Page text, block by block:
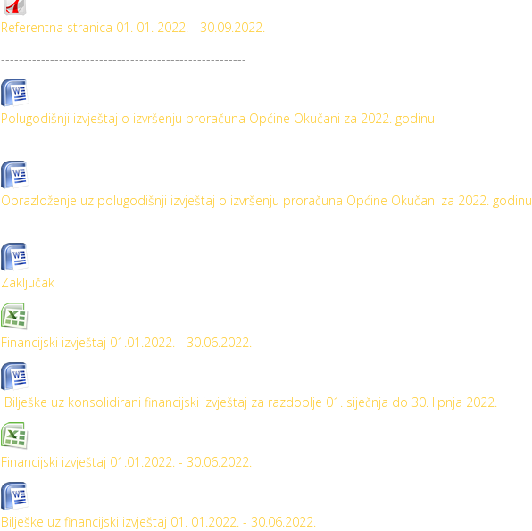
Referentna stranica 01. 01. 2022. - 30.09.2022.
-------------------------------------------------------
Polugodišnji izvještaj o izvršenju proračuna Općine Okučani za 2022. godinu
Obrazloženje uz polugodišnji izvještaj o izvršenju proračuna Općine Okučani za 2022. godinu
Zaključak
Financijski izvještaj 01.01.2022. - 30.06.2022.
Bilješke uz konsolidirani financijski izvještaj za razdoblje 01. siječnja do 30. lipnja 2022.
Financijski izvještaj 01.01.2022. - 30.06.2022.
Bilješke uz financijski izvještaj 01. 01.2022. - 30.06.2022.